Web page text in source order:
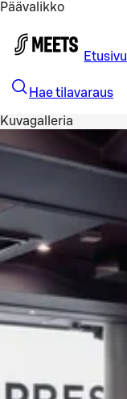
Päävalikko
Etusivu
Hae tilavaraus
Kuvagalleria